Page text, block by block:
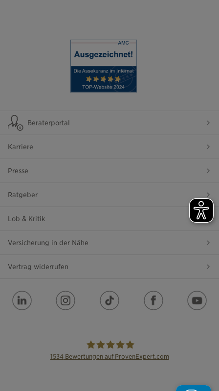
Beraterportal
Karriere
Presse
Ratgeber
Lob & Kritik
Versicherung in der Nähe
Vertrag widerrufen
1534 Bewertungen auf ProvenExpert.com